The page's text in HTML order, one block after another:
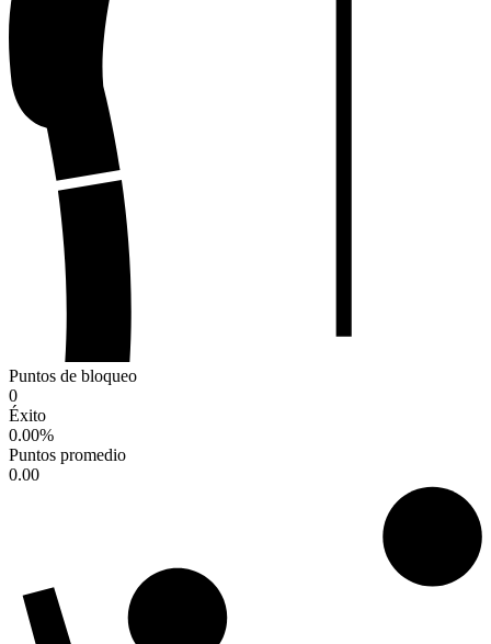
Puntos de bloqueo
0
Éxito
0.00%
Puntos promedio
0.00